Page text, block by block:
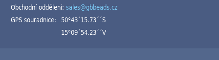
Obchodní oddělení:sales@gbbeads.cz
GPS souradnice: 50°43´15.73´´S
15°09´54.23´´V